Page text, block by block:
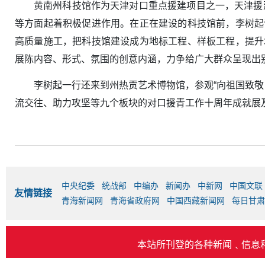
黄南州科技馆作为天津对口重点援建项目之一，天津
等方面起着积极促进作用。在正在建设的科技馆前，李树
高质量施工，把科技馆建设成为地标工程、样板工程，提
展陈内容、形式、氛围的创意内涵，力争给广大群众呈现出
李树起一行还来到州热贡艺术博物馆，参观“向祖国致
流交往、助力攻坚等九个板块的对口援青工作十周年成就
友情链接
中央纪委 统战部 中编办 新闻办 中新网
中国文联
青海新闻网
青海省政府网 中国西藏新闻网 每日甘
本站所刊登的各种新闻﹑信息